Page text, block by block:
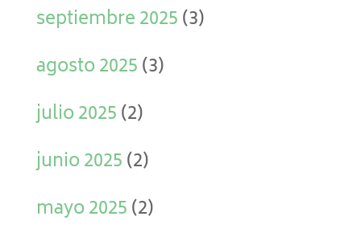
septiembre 2025(3)
agosto 2025(3)
julio 2025(2)
junio 2025(2)
mayo 2025(2)